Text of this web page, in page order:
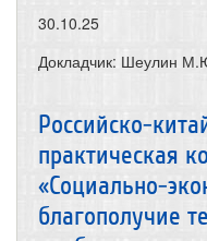
30.10.25
Докладчик: Шеулин
Российско-
практическая
«Социально-
благополучие